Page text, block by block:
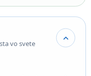
vo svete expand_more